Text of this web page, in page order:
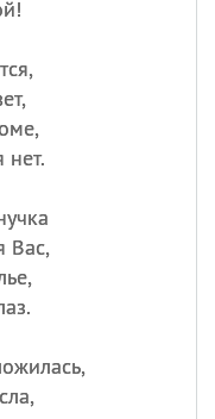
нет.
Вас,
именины
, Теодор,
значение